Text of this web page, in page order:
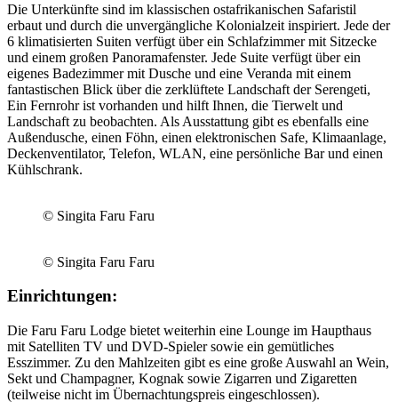
Die Unterkünfte sind im klassischen ostafrikanischen Safaristil
erbaut und durch die unvergängliche Kolonialzeit inspiriert. Jede der
6 klimatisierten Suiten verfügt über ein Schlafzimmer mit Sitzecke
und einem großen Panoramafenster. Jede Suite verfügt über ein
eigenes Badezimmer mit Dusche und eine Veranda mit einem
fantastischen Blick über die zerklüftete Landschaft der Serengeti,
Ein Fernrohr ist vorhanden und hilft Ihnen, die Tierwelt und
Landschaft zu beobachten. Als Ausstattung gibt es ebenfalls eine
Außendusche, einen Föhn, einen elektronischen Safe, Klimaanlage,
Deckenventilator, Telefon, WLAN, eine persönliche Bar und einen
Kühlschrank.
© Singita Faru Faru
© Singita Faru Faru
Einrichtungen:
Die Faru Faru Lodge bietet weiterhin eine Lounge im Haupthaus
mit Satelliten TV und DVD-Spieler sowie ein gemütliches
Esszimmer. Zu den Mahlzeiten gibt es eine große Auswahl an Wein,
Sekt und Champagner, Kognak sowie Zigarren und Zigaretten
(teilweise nicht im Übernachtungspreis eingeschlossen).